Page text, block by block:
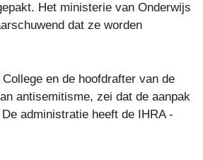
Het ministerie van Onderwijs
dat ze worden
en de hoofdrafter van de
antisemitisme, zei dat de aanpak
administratie heeft de IHRA -